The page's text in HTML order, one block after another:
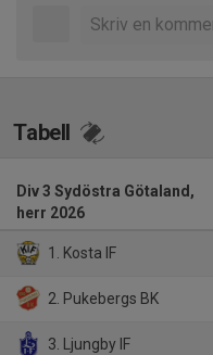
Tabell
Div 3 Sydöstra Götaland,
herr 2026
1. Kosta IF
2. Pukebergs BK
3. Ljungby IF